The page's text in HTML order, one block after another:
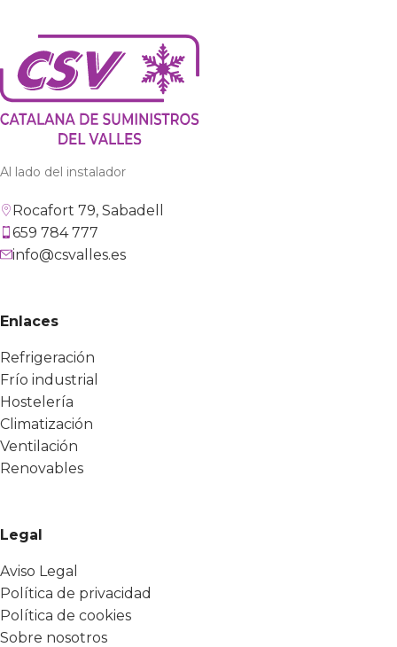
Al lado del instalador
Rocafort 79, Sabadell
659 784 777
info@csvalles.es
Enlaces
Refrigeración
Frío industrial
Hostelería
Climatización
Ventilación
Renovables
Legal
Aviso Legal
Política de privacidad
Política de cookies
Sobre nosotros